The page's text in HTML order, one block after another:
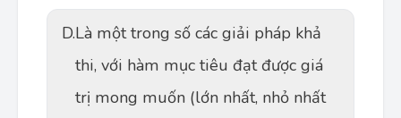
D.Là một trong số các giải pháp khả
thi, với hàm mục tiêu đạt được giá
trị mong muốn (lớn nhất, nhỏ nhất